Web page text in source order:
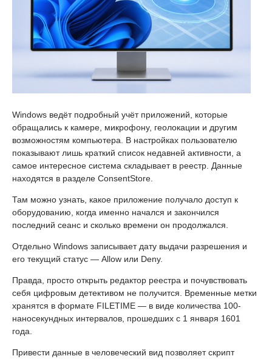
Windows ведёт подробный учёт приложений, которые
обращались к камере, микрофону, геолокации и другим
возможностям компьютера. В настройках пользователю
показывают лишь краткий список недавней активности, а
самое интересное система складывает в реестр. Данные
находятся в разделе ConsentStore.
Там можно узнать, какое приложение получало доступ к
оборудованию, когда именно начался и закончился
последний сеанс и сколько времени он продолжался.
Отдельно Windows записывает дату выдачи разрешения и
его текущий статус — Allow или Deny.
Правда, просто открыть редактор реестра и почувствовать
себя цифровым детективом не получится. Временные метки
хранятся в формате FILETIME — в виде количества 100-
наносекундных интервалов, прошедших с 1 января 1601
года.
Привести данные в человеческий вид позволяет скрипт